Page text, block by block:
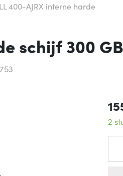
400-AJRX interne harde
schijf 300
2